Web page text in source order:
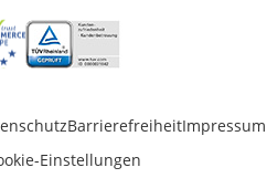
Fenster
in neuem Fenster
Öffnet in neuem Fenster
BarrierefreiheitImpressum
Einstellungen